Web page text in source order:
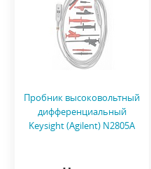
Пробник высоковольтный
дифференциальный
Keysight (Agilent) N2805A